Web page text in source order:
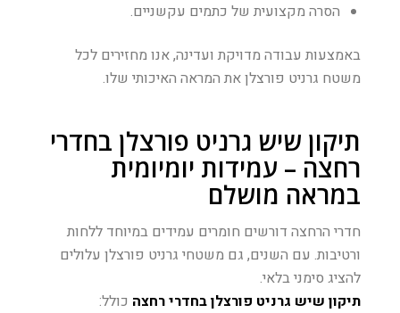
הסרה מקצועית של כתמים עקשניים.
באמצעות עבודה מדויקת ועדינה, אנו מחזירים לכל
משטח גרניט פורצלן את המראה האיכותי שלו.
תיקון שיש גרניט פורצלן בחדרי
רחצה – עמידות יומיומית
במראה מושלם
חדרי הרחצה דורשים חומרים עמידים במיוחד ללחות
ורטיבות. עם השנים, גם משטחי גרניט פורצלן עלולים
להציג סימני בלאי.
תיקון שיש גרניט פורצלן בחדרי רחצה כולל: